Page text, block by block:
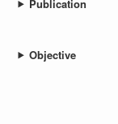
Publication
Objective